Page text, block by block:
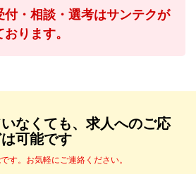
・相談・選考はサンテクが
ります。
なくても、求人へのご応
可能です
す。お気軽にご連絡ください。